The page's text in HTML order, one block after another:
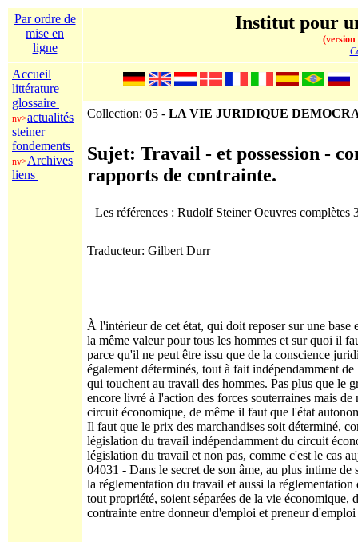
Par ordre de
mise en
ligne
Institut pour
(version
Accueil
littérature
glossaire
nv>actualités
steiner
fondements
nv>Archives
liens
Collection: 05 - LA VIE JURIDIQUE
Sujet: Travail - et possession -
rapports de contrainte.
Les références : Rudolf Steiner Oeuvres
Traducteur: Gilbert Durr
À l'intérieur de cet état, qui doit reposer sur une
la même valeur pour tous les hommes et sur quoi il
parce qu'il ne peut être issu que de la conscience
également déterminés, tout à fait indépendamment
qui touchent au travail des hommes. Pas plus que le
encore livré à l'action des forces souterraines mais
circuit économique, de même il faut que l'état
Il faut que le prix des marchandises soit déterminé,
législation du travail indépendamment du circuit
législation du travail et non pas, comme c'est le cas
04031 - Dans le secret de son âme, au plus intime
la réglementation du travail et aussi la
tout propriété, soient séparées de la vie
contrainte entre donneur d'emploi et preneur